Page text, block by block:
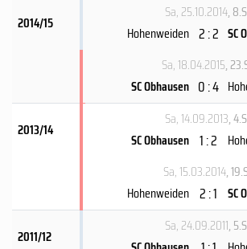
2014/15
Sa, 25.10.2014,
Hohenweiden 2 : 2 SC
Sa, 18.04.2015,
SC Obhausen 0 : 4
2013/14
Sa, 14.09.2013,
SC Obhausen 1 : 2
Sa, 15.03.2014,
Hohenweiden 2 : 1 SC
2011/12
Sa, 24.09.2011,